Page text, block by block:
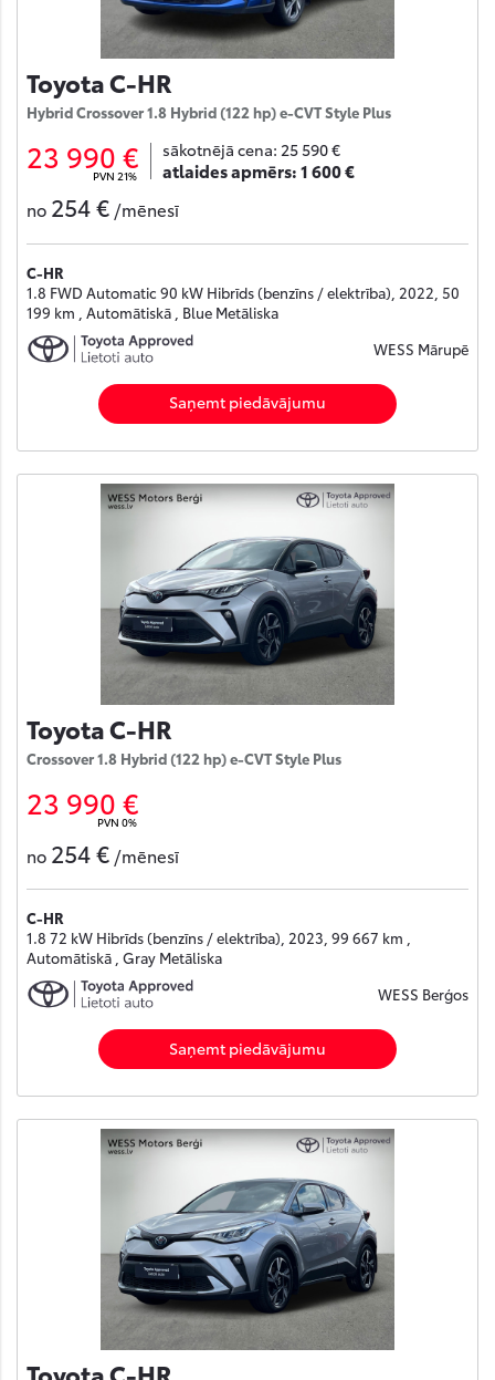
Toyota C-HR
Hybrid Crossover 1.8 Hybrid (122 hp) e-CVT Style Plus
23 990 €
PVN 21%
sākotnējā cena: 25 590 €
atlaides apmērs:1 600 €
no 254 € /mēnesī
C-HR
1.8 FWD Automatic 90 kW Hibrīds (benzīns / elektrība), 2022, 50
199 km , Automātiskā , Blue Metāliska
WESS Mārupē
Saņemt piedāvājumu
Toyota C-HR
Crossover 1.8 Hybrid (122 hp) e-CVT Style Plus
23 990 €
PVN 0%
no 254 € /mēnesī
C-HR
1.8 72 kW Hibrīds (benzīns / elektrība), 2023, 99 667 km ,
Automātiskā , Gray Metāliska
WESS Berģos
Saņemt piedāvājumu